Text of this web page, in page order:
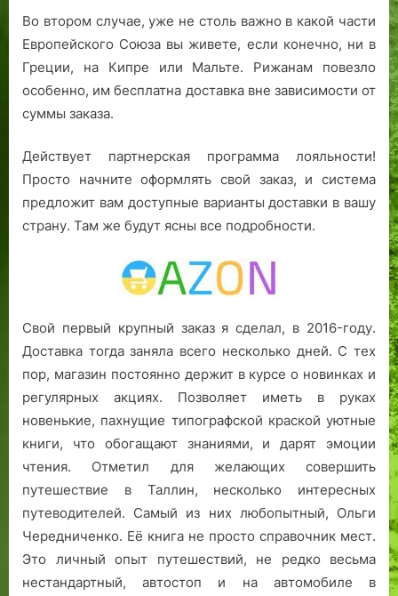
Во втором случае, уже не столь важно в какой части
Европейского Союза вы живете, если конечно, ни в
Греции, на Кипре или Мальте. Рижанам повезло
особенно, им бесплатна доставка вне зависимости от
суммы заказа.
Действует партнерская программа лояльности!
Просто начните оформлять свой заказ, и система
предложит вам доступные варианты доставки в вашу
страну. Там же будут ясны все подробности.
Свой первый крупный заказ я сделал, в 2016-году.
Доставка тогда заняла всего несколько дней. С тех
пор, магазин постоянно держит в курсе о новинках и
регулярных акциях. Позволяет иметь в руках
новенькие, пахнущие типографской краской уютные
книги, что обогащают знаниями, и дарят эмоции
чтения. Отметил для желающих совершить
путешествие в Таллин, несколько интересных
путеводителей. Самый из них любопытный, Ольги
Чередниченко. Её книга не просто справочник мест.
Это личный опыт путешествий, не редко весьма
нестандартный, автостоп и на автомобиле в